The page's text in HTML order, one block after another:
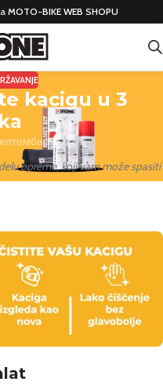
MOTO-BIKE WEB SHOPU
kacigu u 3
2022.
opreme, koji vam može spasiti